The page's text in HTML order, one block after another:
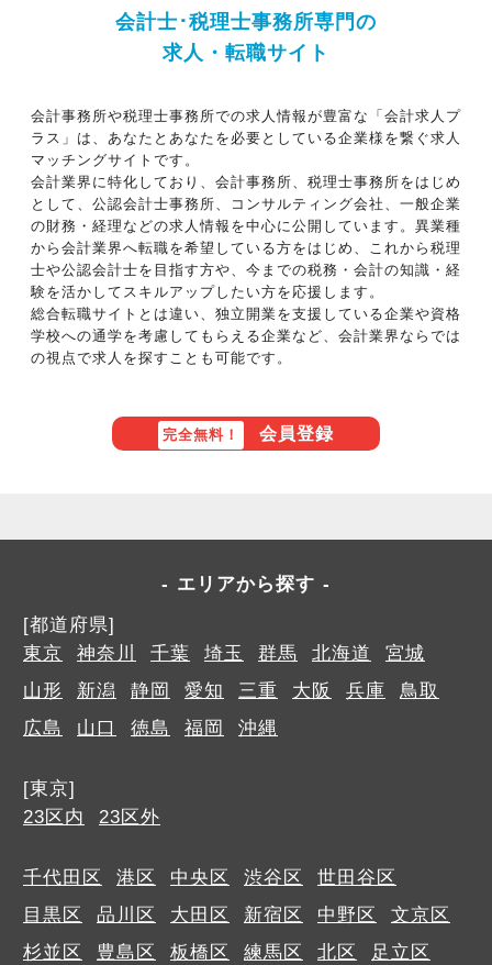
会計士･税理士事務所専門の
求人・転職サイト
会計事務所や税理士事務所での求人情報が豊富な「会計求人プ
ラス」は、あなたとあなたを必要としている企業様を繋ぐ求人
マッチングサイトです。
会計業界に特化しており、会計事務所、税理士事務所をはじめ
として、公認会計士事務所、コンサルティング会社、一般企業
の財務・経理などの求人情報を中心に公開しています。異業種
から会計業界へ転職を希望している方をはじめ、これから税理
士や公認会計士を目指す方や、今までの税務・会計の知識・経
験を活かしてスキルアップしたい方を応援します。
総合転職サイトとは違い、独立開業を支援している企業や資格
学校への通学を考慮してもらえる企業など、会計業界ならでは
の視点で求人を探すことも可能です。
完全無料！ 会員登録
エリアから探す
[都道府県]
東京
神奈川 千葉 埼玉 群馬 北海道
宮城
山形
新潟 静岡 愛知 三重 大阪 兵庫
鳥取
広島
山口 徳島 福岡 沖縄
[東京]
23区内
23区外
千代田区 港区 中央区 渋谷区
世田谷区
目黒区
品川区 大田区 新宿区 中野区
文京区
杉並区
豊島区 板橋区 練馬区 北区
足立区